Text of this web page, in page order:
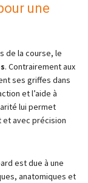
une
de la course, le
. Contrairement aux
ses griffes dans
et l’aide à
lui permet
avec précision
est due à une
anatomiques et